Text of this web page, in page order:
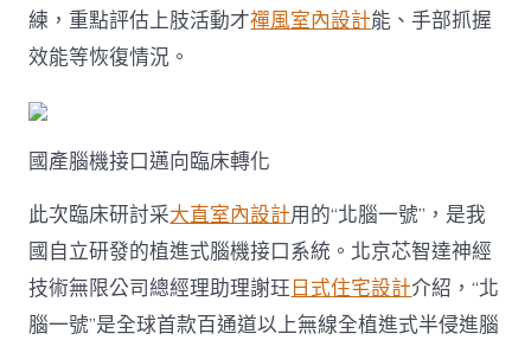
練，重點評估上肢活動才禪風室內設計能、手部抓握
效能等恢復情況。
國產腦機接口邁向臨床轉化
此次臨床研討采大直室內設計用的“北腦一號”，是我
國自立研發的植進式腦機接口系統。北京芯智達神經
技術無限公司總經理助理謝玨日式住宅設計介紹，“北
腦一號”是全球首款百通道以上無線全植進式半侵進腦